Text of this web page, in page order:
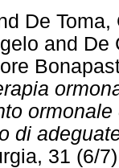
De Toma,
and De
di
31 (6/